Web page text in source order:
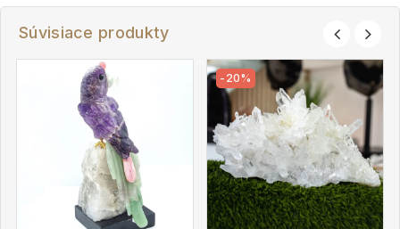
Súvisiace produkty
-20%